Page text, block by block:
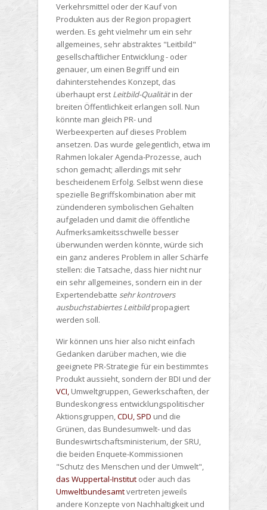
Verkehrsmittel oder der Kauf von
Produkten aus der Region propagiert
werden. Es geht vielmehr um ein sehr
allgemeines, sehr abstraktes "Leitbild"
gesellschaftlicher Entwicklung - oder
genauer, um einen Begriff und ein
dahinterstehendes Konzept, das
überhaupt erst Leitbild-Qualitätin der
breiten Öffentlichkeit erlangen soll. Nun
könnte man gleich PR- und
Werbeexperten auf dieses Problem
ansetzen. Das wurde gelegentlich, etwa im
Rahmen lokaler Agenda-Prozesse, auch
schon gemacht; allerdings mit sehr
bescheidenem Erfolg. Selbst wenn diese
spezielle Begriffskombination aber mit
zündenderen symbolischen Gehalten
aufgeladen und damit die öffentliche
Aufmerksamkeitsschwelle besser
überwunden werden könnte, würde sich
ein ganz anderes Problem in aller Schärfe
stellen: die Tatsache, dass hier nicht nur
ein sehr allgemeines, sondern ein in der
Expertendebatte sehr kontrovers
ausbuchstabiertes Leitbildpropagiert
werden soll.
Wir können uns hier also nicht einfach
Gedanken darüber machen, wie die
geeignete PR-Strategie für ein bestimmtes
Produkt aussieht, sondern der BDI und der
VCI, Umweltgruppen, Gewerkschaften, der
Bundeskongress entwicklungspolitischer
Aktionsgruppen,CDU, SPD und die
Grünen, das Bundesumwelt- und das
Bundeswirtschaftsministerium, der SRU,
die beiden Enquete-Kommissionen
"Schutz des Menschen und der Umwelt",
das Wuppertal-Institut oder auch das
Umweltbundesamtvertreten jeweils
andere Konzepte von Nachhaltigkeit und